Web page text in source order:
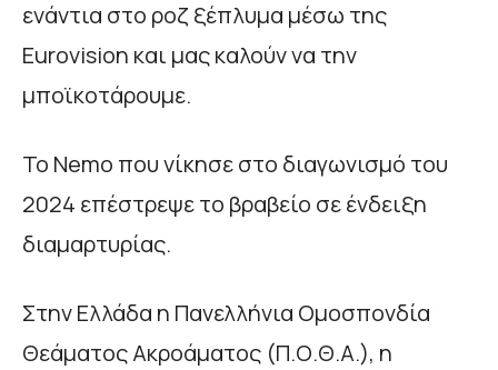
ενάντια στο ροζ ξέπλυμα μέσω της
Eurovision και μας καλούν να την
μποϊκοτάρουμε.
To Nemo που νίκησε στο διαγωνισμό του
2024 επέστρεψε το βραβείο σε ένδειξη
διαμαρτυρίας.
Στην Ελλάδα η Πανελλήνια Ομοσπονδία
Θεάματος Ακροάματος (Π.Ο.Θ.Α.), η